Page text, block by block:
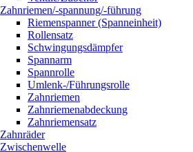
Zahnriemen/-spannung/-führung
Riemenspanner (Spanneinheit)
Rollensatz
Schwingungsdämpfer
Spannarm
Spannrolle
Umlenk-/Führungsrolle
Zahnriemen
Zahnriemenabdeckung
Zahnriemensatz
Zahnräder
Zwischenwelle